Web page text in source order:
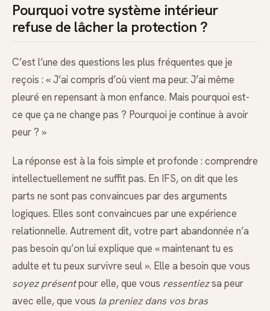
Pourquoi votre système intérieur
refuse de lâcher la protection ?
C’est l’une des questions les plus fréquentes que je
reçois : « J’ai compris d’où vient ma peur. J’ai même
pleuré en repensant à mon enfance. Mais pourquoi est-
ce que ça ne change pas ? Pourquoi je continue à avoir
peur ? »
La réponse est à la fois simple et profonde : comprendre
intellectuellement ne suffit pas. En IFS, on dit que les
parts ne sont pas convaincues par des arguments
logiques. Elles sont convaincues par une expérience
relationnelle. Autrement dit, votre part abandonnée n’a
pas besoin qu’on lui explique que « maintenant tu es
adulte et tu peux survivre seul ». Elle a besoin que vous
soyez présentpour elle, que vous ressentiezsa peur
avec elle, que vous la preniez dans vos bras